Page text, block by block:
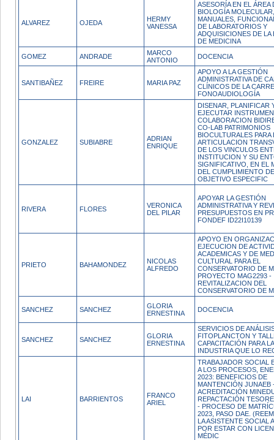
ALVAREZ OJEDA
HERMY
VANESSA
ASESORÍA EN EL ÁREA
BIOLOGÍA MOLECULAR,
MANUALES,
DE LABORATORIOS Y
ADQUISICIONES DE LA
DE MEDICINA
GOMEZ ANDRADE
MARCO
ANTONIO
DOCENCIA
SANTIBAÑEZ FREIRE MARIA PAZ
APOYO A LA GESTIÓN
ADMINISTRATIVA DE
CLÍNICOS DE LA
FONOAUDIOLOGÍA
GONZALEZ SUBIABRE
ADRIAN
ENRIQUE
DISENAR, PLANIFICAR
EJECUTAR
COLABORACION
CO-LAB PATRIMONIOS
BIOCULTURALES PARA
ARTICULACION
DE LOS VINCULOS
INSTITUCION Y SU
SIGNIFICATIVO, EN EL
DEL CUMPLIMIENTO
OBJETIVO ESPECIFIC
RIVERA FLORES
VERONICA
DEL PILAR
APOYAR LA GESTIÓN
ADMINISTRATIVA Y
PRESUPUESTOS EN
FONDEF ID22I10139
PRIETO BAHAMONDEZ
NICOLAS
ALFREDO
APOYO EN
EJECUCION DE
ACADEMICAS Y DE
CULTURAL PARA EL
CONSERVATORIO DE
PROYECTO MAG2293 -
REVITALIZACION DEL
CONSERVATORIO DE
SANCHEZ SANCHEZ
GLORIA
ERNESTINA
DOCENCIA
SANCHEZ SANCHEZ
GLORIA
ERNESTINA
SERVICIOS DE
FITOPLANCTON Y
CAPACITACIÓN PARA LA
INDUSTRIA QUE LO
LAI BARRIENTOS
FRANCO
ARIEL
TRABAJADOR SOCIAL
A LOS PROCESOS,
2023: BENEFICIOS DE
MANTENCIÓN JUNAEB
ACREDITACIÓN
REPACTACIÓN
- PROCESO DE
2023, PASO DAE.
LA ASISTENTE SOCIAL
POR ESTAR CON
MÉDIC